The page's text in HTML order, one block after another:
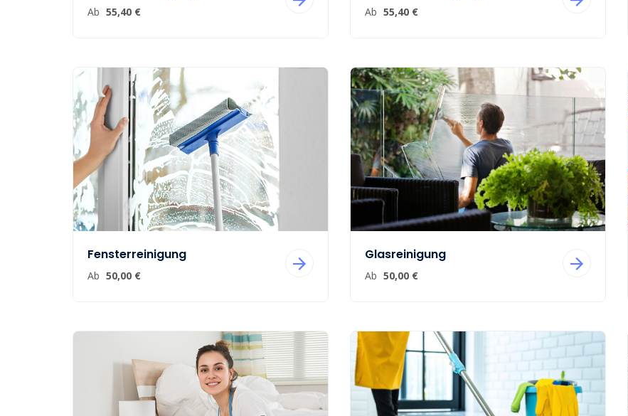
Ab 55,40 € Ab 55,40 €
Fensterreinigung
Ab 50,00 €
Glasreinigung
Ab 50,00 €